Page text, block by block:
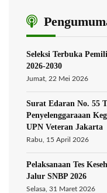
Seleksi Terbuka
2026-2030
Jumat, 22 Mei 2026
Surat Edaran No. 55
Penyelenggaraaan
UPN Veteran Jakarta
Rabu, 15 April 2026
Pelaksanaan Tes
Jalur SNBP 2026
Selasa, 31 Maret 2026